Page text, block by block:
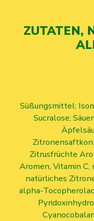
ZUTATEN,
Süßungsmittel:
Sucralose;
Zitrusfrüchte
Aromen, Vitamin
natürliches
alpha-